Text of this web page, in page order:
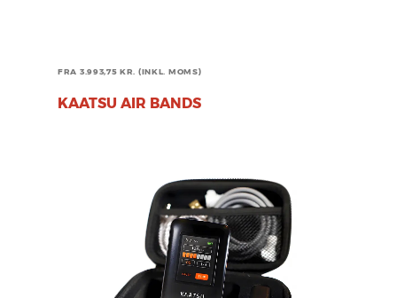
FRA 3.993,75 KR. (INKL. MOMS)
SELECT OPTIONS
KAATSU AIR BANDS